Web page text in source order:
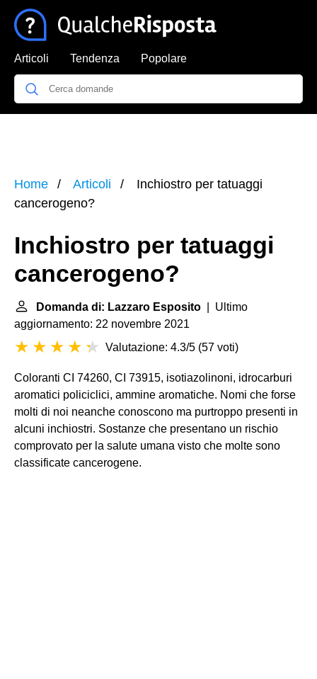
Articoli Tendenza Popolare
Home Articoli
Inchiostro per tatuaggi
cancerogeno?
Inchiostro per tatuaggi
cancerogeno?
Domanda di: Lazzaro Esposito | Ultimo
aggiornamento: 22 novembre 2021
Valutazione: 4.3/5 (57 voti)
Coloranti CI 74260, CI 73915, isotiazolinoni, idrocarburi
aromatici policiclici, ammine aromatiche. Nomi che forse
molti di noi neanche conoscono ma purtroppo presenti in
alcuni inchiostri. Sostanze che presentano un rischio
comprovato per la salute umana visto che molte sono
classificate cancerogene.